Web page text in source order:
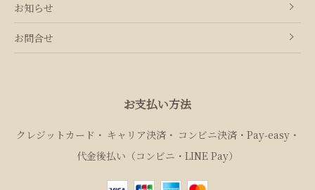
お知らせ
お問合せ
お支払い方法
クレジットカード キャリア決済
コンビニ決済・Pay‑easy
代金後払い（コンビニ・LINE Pay）